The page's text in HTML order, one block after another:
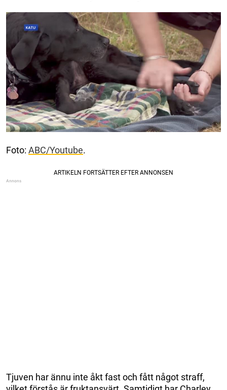
Foto: ABC/Youtube.
Tjuven har ännu inte åkt fast och fått något straff,